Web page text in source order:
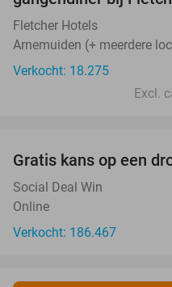
Fletcher Hotels
Arnemuiden (+ meerdere
Verkocht: 18.275
Excl.
Gratis kans op een
Social Deal Win
Online
Verkocht: 186.467